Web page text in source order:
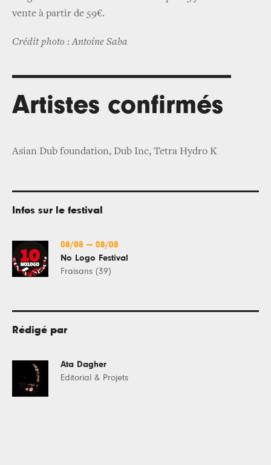
vente à partir de 59€.
Crédit photo : Antoine Saba
Artistes confirmés
Asian Dub foundation, Dub Inc, Tetra Hydro K
Infos sur le festival
08/08 — 08/08
No Logo Festival
Fraisans (39)
Rédigé par
Ata Dagher
Editorial & Projets